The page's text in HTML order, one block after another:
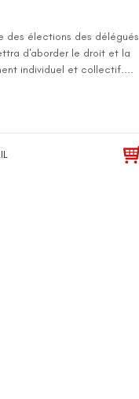
des élections des délégués
d'aborder le droit et la
individuel et collectif....